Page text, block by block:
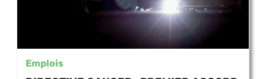
Emplois